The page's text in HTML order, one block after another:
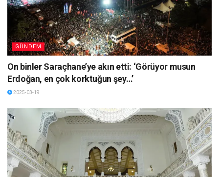
GÜNDEM
On binler Saraçhane’ye akın etti: ‘Görüyor musun
Erdoğan, en çok korktuğun şey…’
2025-03-19